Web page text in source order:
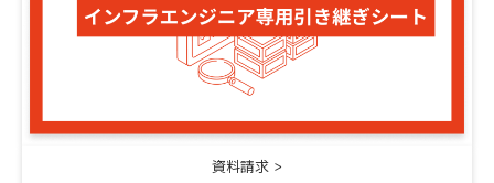
資料請求